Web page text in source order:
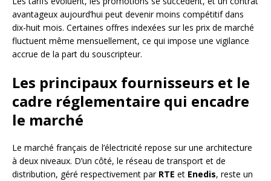
avantageux aujourd’hui peut devenir moins compétitif dans
dix-huit mois. Certaines offres indexées sur les prix de marché
fluctuent même mensuellement, ce qui impose une vigilance
accrue de la part du souscripteur.
Les principaux fournisseurs et le
cadre réglementaire qui encadre
le marché
Le marché français de l’électricité repose sur une architecture
à deux niveaux. D’un côté, le réseau de transport et de
distribution, géré respectivement par RTE et Enedis, reste un